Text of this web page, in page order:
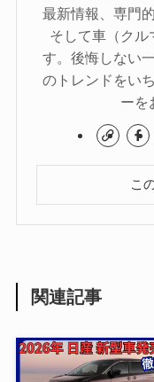
最新情報、専門
そして車（クル
す。後悔しない
のトレンドをい
ーを
こ
関連記事